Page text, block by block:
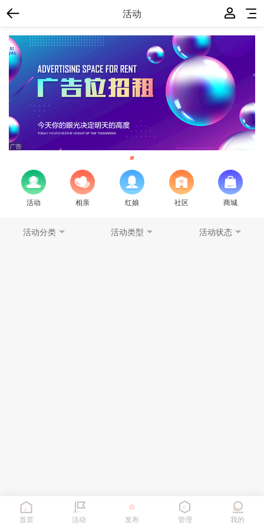
活动
活动 相亲 红娘 社区 商城
活动分类 活动类型 活动状态
首页 活动 发布 管理 我的